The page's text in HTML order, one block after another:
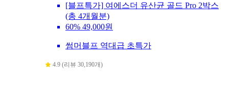
[블프특가] 여에스더 유산균 골드 Pro 2박스
(총 4개월분)
60% 49,000원
썸머블프 역대급 초특가
4.9 (리뷰 30,190개)